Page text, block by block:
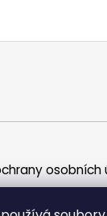
osobních